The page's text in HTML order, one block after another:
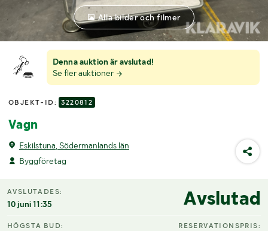
Denna auktion är avslutad!
Se fler auktioner
OBJEKT-ID: 3220812
Vagn
Eskilstuna, Södermanlands län
Byggföretag
Alla bilder och filmer
AVSLUTADES:
10 juni 11:35 Avslutad
HÖGSTA BUD: RESERVATIONSPRIS: